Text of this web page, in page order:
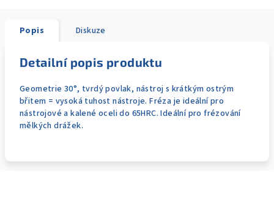
Popis Diskuze
Detailní popis produktu
Geometrie 30°, tvrdý povlak, nástroj s krátkým ostrým
břitem = vysoká tuhost nástroje. Fréza je ideální pro
nástrojové a kalené oceli do 65HRC. Ideální pro frézování
mělkých drážek.